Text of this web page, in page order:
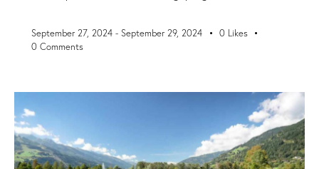
September 27, 2024 - September 29, 2024 0 Likes
0 Comments